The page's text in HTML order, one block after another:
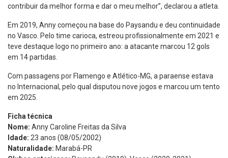
contribuir da melhor forma e dar o meu melhor”, declarou a atleta.
Em 2019, Anny começou na base do Paysandu e deu continuidade
no Vasco. Pelo time carioca, estreou profissionalmente em 2021 e
teve destaque logo no primeiro ano: a atacante marcou 12 gols
em 14 partidas.
Com passagens por Flamengo e Atlético-MG, a paraense estava
no Internacional, pelo qual disputou nove jogos e marcou um tento
em 2025.
Ficha técnica
Nome: Anny Caroline Freitas da Silva
Idade: 23 anos (08/05/2002)
Naturalidade: Marabá-PR